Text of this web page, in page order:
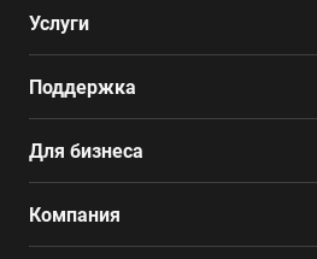
Услуги
Поддержка
Для бизнеса
Компания